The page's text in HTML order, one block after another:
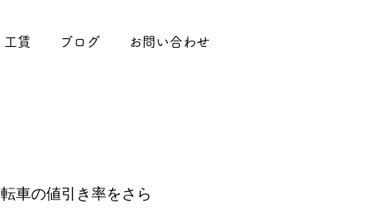
工賃 ブログ お問い合わせ
車の値引き率をさら